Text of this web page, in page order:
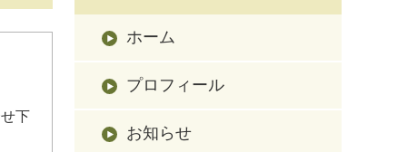
下
ホーム
プロフィール
お知らせ